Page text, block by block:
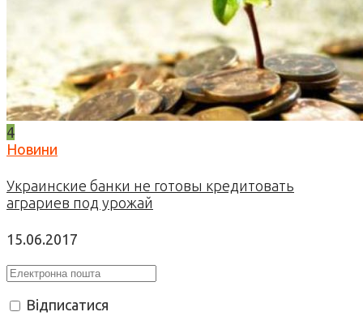
4
Новини
Украинские банки не готовы кредитовать
аграриев под урожай
15.06.2017
Відписатися